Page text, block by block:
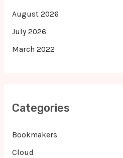
August 2026
July 2026
March 2022
Categories
Bookmakers
Cloud